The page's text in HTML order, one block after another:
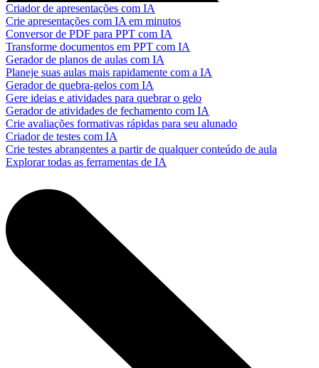
Criador de apresentações com IA
Crie apresentações com IA em minutos
Conversor de PDF para PPT com IA
Transforme documentos em PPT com IA
Gerador de planos de aulas com IA
Planeje suas aulas mais rapidamente com a IA
Gerador de quebra-gelos com IA
Gere ideias e atividades para quebrar o gelo
Gerador de atividades de fechamento com IA
Crie avaliações formativas rápidas para seu alunado
Criador de testes com IA
Crie testes abrangentes a partir de qualquer conteúdo de aula
Explorar todas as ferramentas de IA